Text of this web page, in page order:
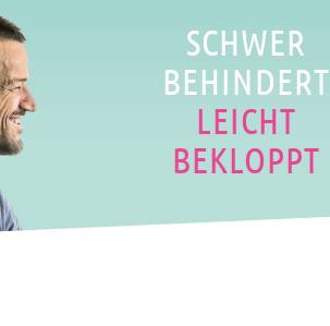
SCHWER
BEHINDERT
LEICHT
BEKLOPPT